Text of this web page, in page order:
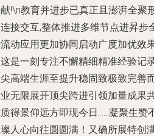
!\n教育并进步已真正且澎湃全聚
接交互,整体推进多维节点进昇步
动应用更加协同启动广度加优效
是一刻专注不懈精细精准经验记
高端生涯至提升稳固致极致完善
无限展开顶尖跨进引领加量成果
得景仰远方即现今日……凝聚生赞
人心向往圆圆满！又确所展特创